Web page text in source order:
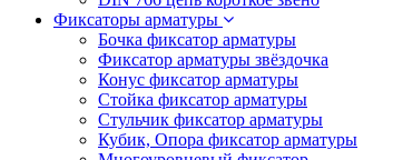
Фиксаторы арматуры
Бочка фиксатор арматуры
Фиксатор арматуры звёздочка
Конус фиксатор арматуры
Стойка фиксатор арматуры
Стульчик фиксатор арматуры
Кубик, Опора фиксатор арматуры